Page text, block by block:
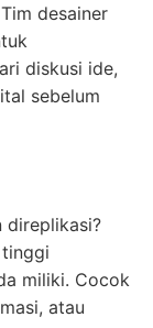
desainer
diskusi ide,
sebelum
direplikasi?
miliki. Cocok
atau